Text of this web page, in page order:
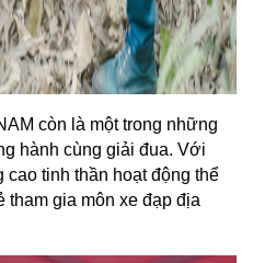
còn là một trong những
hành cùng giải đua. Với
cao tinh thần hoạt động thể
tham gia môn xe đạp địa